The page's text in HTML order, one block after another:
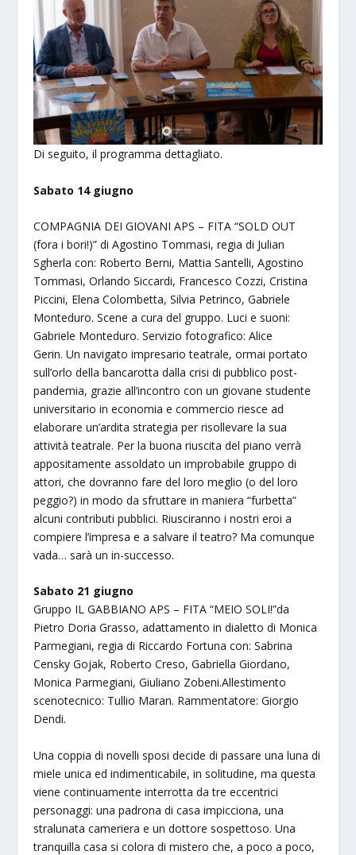
Di seguito, il programma dettagliato.
Sabato 14 giugno
COMPAGNIA DEI GIOVANI APS – FITA “SOLD OUT
(fora i bori!)” di Agostino Tommasi, regia di Julian
Sgherla con: Roberto Berni, Mattia Santelli, Agostino
Tommasi, Orlando Siccardi, Francesco Cozzi, Cristina
Piccini, Elena Colombetta, Silvia Petrinco, Gabriele
Monteduro. Scene a cura del gruppo. Luci e suoni:
Gabriele Monteduro. Servizio fotografico: Alice
Gerin. Un navigato impresario teatrale, ormai portato
sull’orlo della bancarotta dalla crisi di pubblico post-
pandemia, grazie all’incontro con un giovane studente
universitario in economia e commercio riesce ad
elaborare un’ardita strategia per risollevare la sua
attività teatrale. Per la buona riuscita del piano verrà
appositamente assoldato un improbabile gruppo di
attori, che dovranno fare del loro meglio (o del loro
peggio?) in modo da sfruttare in maniera “furbetta”
alcuni contributi pubblici. Riusciranno i nostri eroi a
compiere l’impresa e a salvare il teatro? Ma comunque
vada… sarà un in-successo.
Sabato 21 giugno
Gruppo IL GABBIANO APS – FITA “MEIO SOLI!”da
Pietro Doria Grasso, adattamento in dialetto di Monica
Parmegiani, regia di Riccardo Fortuna con: Sabrina
Censky Gojak, Roberto Creso, Gabriella Giordano,
Monica Parmegiani, Giuliano Zobeni.Allestimento
scenotecnico: Tullio Maran. Rammentatore: Giorgio
Dendi.
Una coppia di novelli sposi decide di passare una luna di
miele unica ed indimenticabile, in solitudine, ma questa
viene continuamente interrotta da tre eccentrici
personaggi: una padrona di casa impicciona, una
stralunata cameriera e un dottore sospettoso. Una
tranquilla casa si colora di mistero che, a poco a poco,